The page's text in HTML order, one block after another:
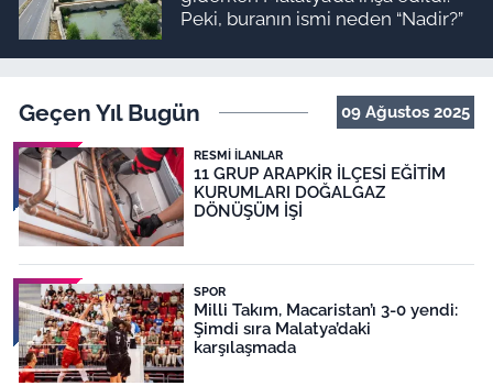
Peki, buranın ismi neden “Nadir?”
Geçen Yıl Bugün 09 Ağustos 2025
RESMI İLANLAR
11 GRUP ARAPKİR İLÇESİ EĞİTİM
KURUMLARI DOĞALGAZ
DÖNÜŞÜM İŞİ
SPOR
Milli Takım, Macaristan’ı 3-0 yendi:
Şimdi sıra Malatya’daki
karşılaşmada